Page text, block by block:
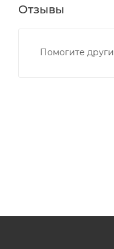
Отзывы
Помогите